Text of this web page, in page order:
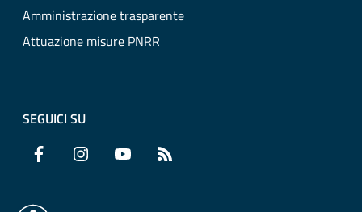
Amministrazione trasparente
Attuazione misure PNRR
SEGUICI SU
Facebook Instagram YouTube